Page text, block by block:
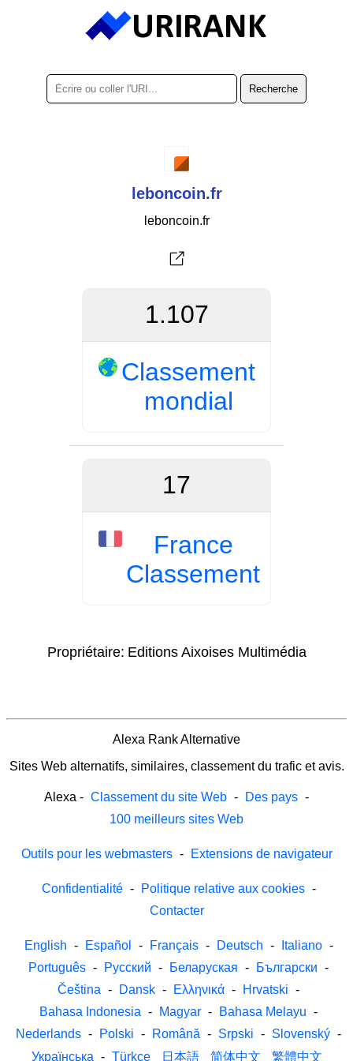
leboncoin.fr
leboncoin.fr
1.107
Classement
mondial
17
France
Classement
Propriétaire: Editions Aixoises Multimédia
Alexa Rank Alternative
Sites Web alternatifs, similaires, classement du trafic et avis.
Alexa - Classement du site Web - Des pays -
100 meilleurs sites Web
Outils pour les webmasters - Extensions de navigateur
Confidentialité - Politique relative aux cookies -
Contacter
English - Español - Français - Deutsch - Italiano -
Português - Русский - Беларуская - Български -
Čeština - Dansk - Ελληνικά - Hrvatski -
Bahasa Indonesia - Magyar - Bahasa Melayu -
Nederlands - Polski - Română - Srpski - Slovenský -
Українська - Türkçe 日本語 简体中文 繁體中文